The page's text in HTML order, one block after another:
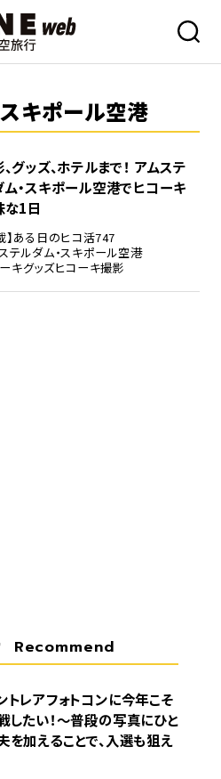
キポール空港
グッズ、ホテルまで！ アムステ
ム・スキポール空港でヒコーキ
な1日
】ある日のヒコ活747
テルダム・スキポール空港
キグッズヒコーキ撮影
Recommend
トレアフォトコンに今年こそ
したい！～普段の写真にひと
を加えることで、入選も狙え